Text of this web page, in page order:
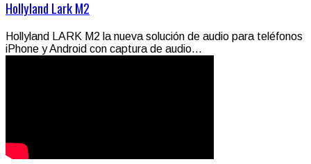
Hollyland Lark M2
Hollyland LARK M2 la nueva solución de audio para teléfonos
iPhone y Android con captura de audio...